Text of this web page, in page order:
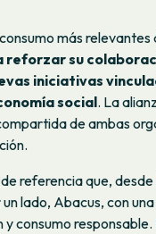
más relevantes
su
iniciativas
social. La
de ambas
referencia que,
lado, Abacus, con
consumo